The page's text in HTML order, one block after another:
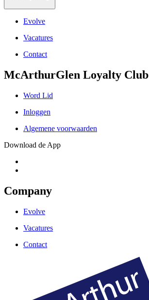
Evolve
Vacatures
Contact
McArthurGlen Loyalty Club
Word Lid
Inloggen
Algemene voorwaarden
Download de App
Company
Evolve
Vacatures
Contact